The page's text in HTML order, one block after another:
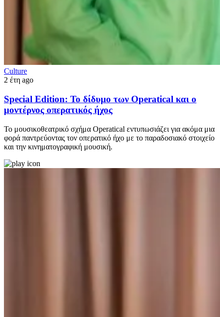
Culture
2 έτη ago
Special Edition: Το δίδυμο των Operatical και ο
μοντέρνος οπερατικός ήχος
Το μουσικοθεατρικό σχήμα Operatical εντυπωσιάζει για ακόμα μια
φορά παντρεύοντας τον οπερατικό ήχο με το παραδοσιακό στοιχείο
και την κινηματογραφική μουσική.